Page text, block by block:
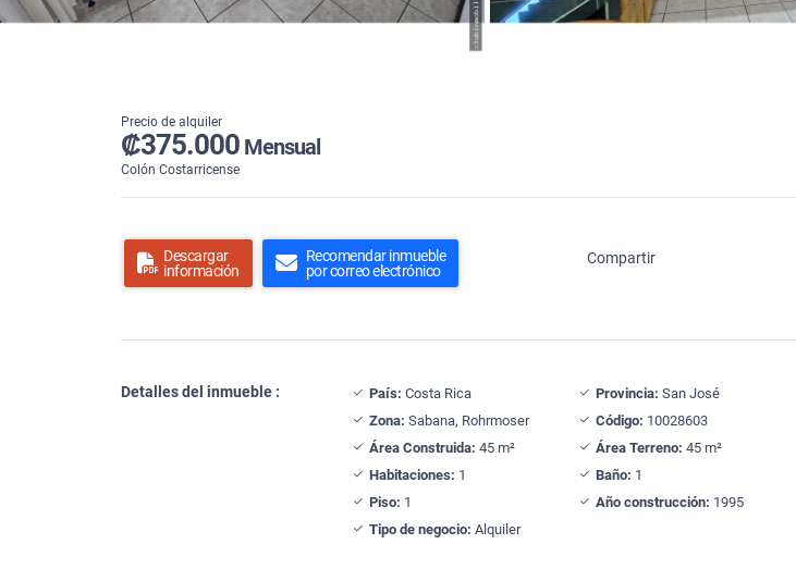
Precio de alquiler
₡375.000 Mensual
Colón Costarricense
Descargar
información
Recomendar inmueble
por correo electrónico
Compartir
Detalles del inmueble : País: Costa Rica Provincia: San José
Zona: Sabana, Rohrmoser Código: 10028603
Área Construida: 45 m² Área Terreno: 45 m²
Habitaciones: 1 Baño: 1
Piso: 1 Año construcción: 1995
Tipo de negocio: Alquiler